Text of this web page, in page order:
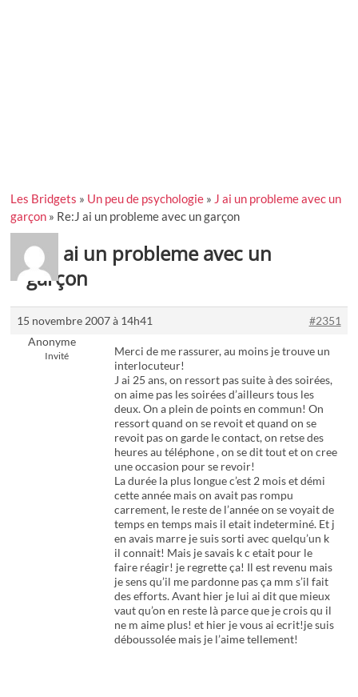
Les Bridgets » Un peu de psychologie » J ai un probleme avec un
garçon » Re:J ai un probleme avec un garçon
Re:J ai un probleme avec un
garçon
15 novembre 2007 à 14h41
#2351
Anonyme
Invité
Merci de me rassurer, au moins je trouve un
interlocuteur!
J ai 25 ans, on ressort pas suite à des soirées,
on aime pas les soirées d’ailleurs tous les
deux. On a plein de points en commun! On
ressort quand on se revoit et quand on se
revoit pas on garde le contact, on retse des
heures au téléphone , on se dit tout et on cree
une occasion pour se revoir!
La durée la plus longue c’est 2 mois et démi
cette année mais on avait pas rompu
carrement, le reste de l’année on se voyait de
temps en temps mais il etait indeterminé. Et j
en avais marre je suis sorti avec quelqu’un k
il connait! Mais je savais k c etait pour le
faire réagir! je regrette ça! Il est revenu mais
je sens qu’il me pardonne pas ça mm s’il fait
des efforts. Avant hier je lui ai dit que mieux
vaut qu’on en reste là parce que je crois qu il
ne m aime plus! et hier je vous ai ecrit!je suis
déboussolée mais je l’aime tellement!